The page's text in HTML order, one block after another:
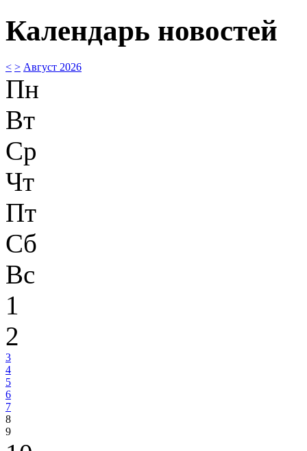
Календарь новостей
< > Август 2026
Пн
Вт
Ср
Чт
Пт
Сб
Вс
1
2
3
4
5
6
7
8
9